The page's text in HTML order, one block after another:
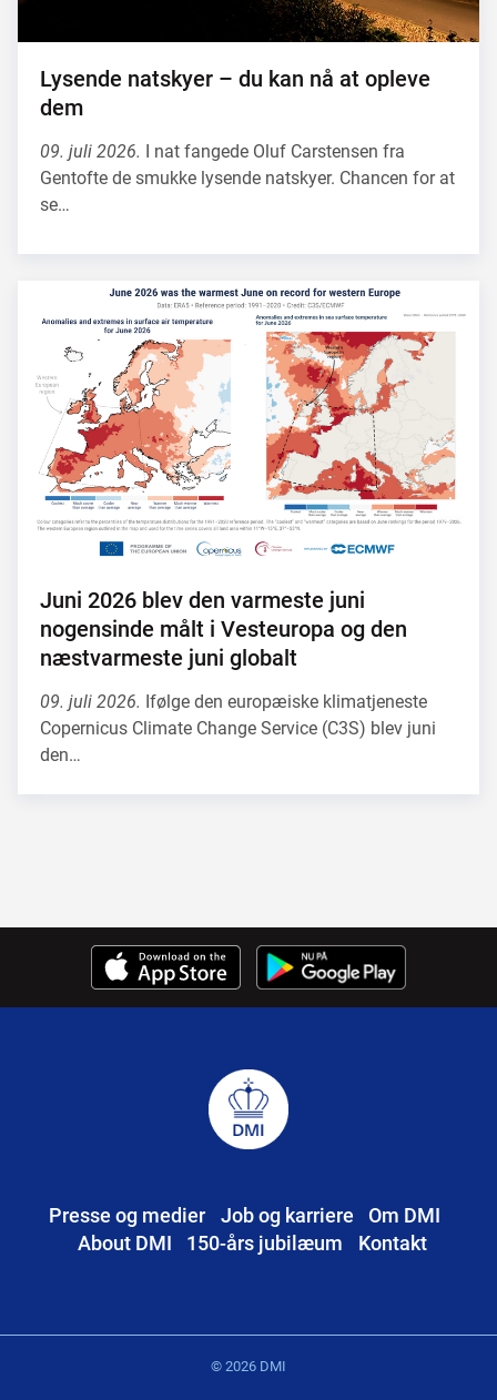
Lysende natskyer – du kan nå at opleve
dem
09. juli 2026. I nat fangede Oluf Carstensen fra
Gentofte de smukke lysende natskyer. Chancen for at
se…
Juni 2026 blev den varmeste juni
nogensinde målt i Vesteuropa og den
næstvarmeste juni globalt
09. juli 2026. Ifølge den europæiske klimatjeneste
Copernicus Climate Change Service (C3S) blev juni
den…
Presse og medier Job og karriere
Om DMI
About DMI
150-års jubilæum Kontakt
© 2026 DMI